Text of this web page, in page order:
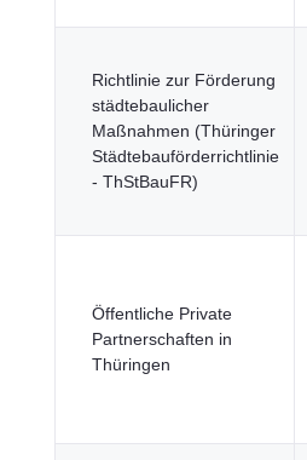
Richtlinie zur Förderung
städtebaulicher
Maßnahmen (Thüringer
Städtebauförderrichtlinie
- ThStBauFR)
Öffentliche Private
Partnerschaften in
Thüringen